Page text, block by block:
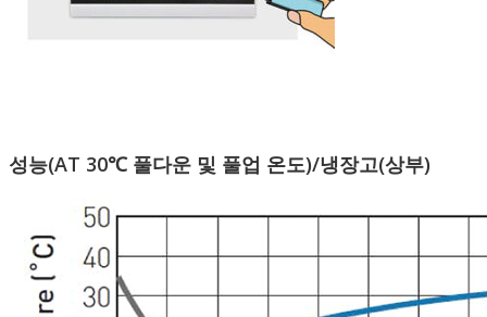
성능(AT 30℃ 풀다운 및 풀업 온도)/냉장고(상부)